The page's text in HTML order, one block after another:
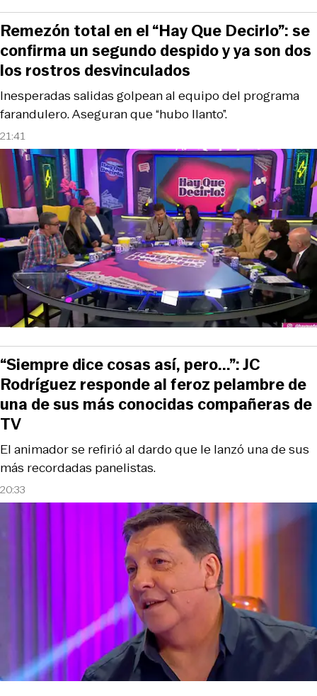
21:41
Inesperadas salidas golpean al equipo del programa
farandulero. Aseguran que “hubo llanto”.
Remezón total en el “Hay Que Decirlo”: se
confirma un segundo despido y ya son dos
los rostros desvinculados
20:33
El animador se refirió al dardo que le lanzó una de sus
más recordadas panelistas.
“Siempre dice cosas así, pero...”: JC
Rodríguez responde al feroz pelambre de
una de sus más conocidas compañeras de
TV